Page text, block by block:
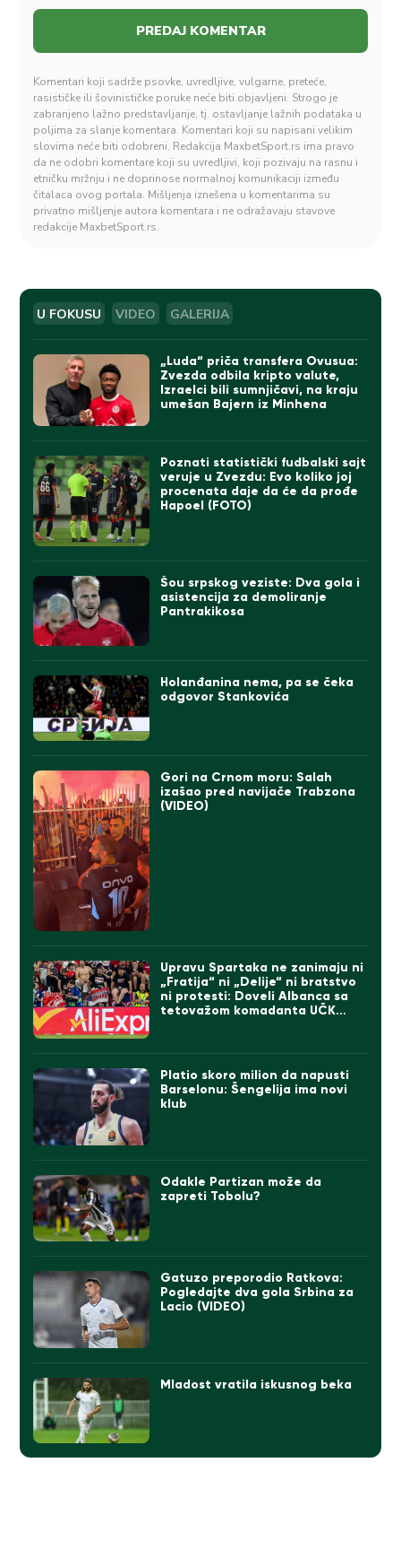
Komentari koji sadrže psovke, uvredljive, vulgarne, preteće,
rasističke ili šovinističke poruke neće biti objavljeni. Strogo je
zabranjeno lažno predstavljanje, tj. ostavljanje lažnih podataka u
poljima za slanje komentara. Komentari koji su napisani velikim
slovima neće biti odobreni. Redakcija MaxbetSport.rs ima pravo
da ne odobri komentare koji su uvredljivi, koji pozivaju na rasnu i
etničku mržnju i ne doprinose normalnoj komunikaciji između
čitalaca ovog portala. Mišljenja iznešena u komentarima su
privatno mišljenje autora komentara i ne odražavaju stavove
redakcije MaxbetSport.rs.
U FOKUSU VIDEO GALERIJA
„Luda“ priča transfera Ovusua:
Zvezda odbila kripto valute,
Izraelci bili sumnjičavi, na kraju
umešan Bajern iz Minhena
Poznati statistički fudbalski sajt
veruje u Zvezdu: Evo koliko joj
procenata daje da će da prođe
Hapoel (FOTO)
Šou srpskog veziste: Dva gola i
asistencija za demoliranje
Pantrakikosa
Holanđanina nema, pa se čeka
odgovor Stankovića
Gori na Crnom moru: Salah
izašao pred navijače Trabzona
(VIDEO)
Upravu Spartaka ne zanimaju ni
„Fratija“ ni „Delije“ ni bratstvo
ni protesti: Doveli Albanca sa
tetovažom komadanta UČK
Platio skoro milion da napusti
Barselonu: Šengelija ima novi
klub
Odakle Partizan može da
zapreti Tobolu?
Gatuzo preporodio Ratkova:
Pogledajte dva gola Srbina za
Lacio (VIDEO)
Mladost vratila iskusnog beka